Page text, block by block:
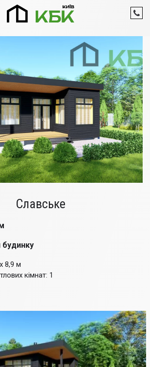
Славське
будинку
8,9 м
кімнат: 1